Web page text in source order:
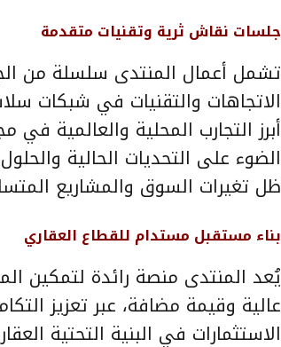
جلسات نقاش ثرية وتقنيات متقدمة
تشمل أعمال المنتدى سلسلة من
الاتجاهات والتقنيات في شبكات
أبرز التجارب المحلية والعالمية
الضوء على التحديات الحالية
ظل تغيرات السوق والمشاريع
بناء مستقبل مستدام للقطاع العقاري
يُعد المنتدى منصة رائدة لتمكين
عالية وقيمة مضافة، عبر تعزيز
الاستثمارات في البنية التحتية